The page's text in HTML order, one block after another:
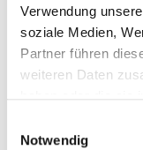
Verwendung
soziale Medien,
Partner führen
weiteren Daten
unserer
Notwendig
Aluminium profile
size 25 and 2
Ball screw
with cover band
2 standard
available